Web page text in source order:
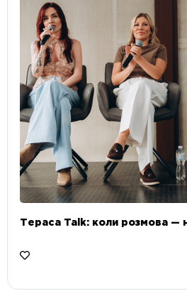
Тераса Talk: коли розмова —